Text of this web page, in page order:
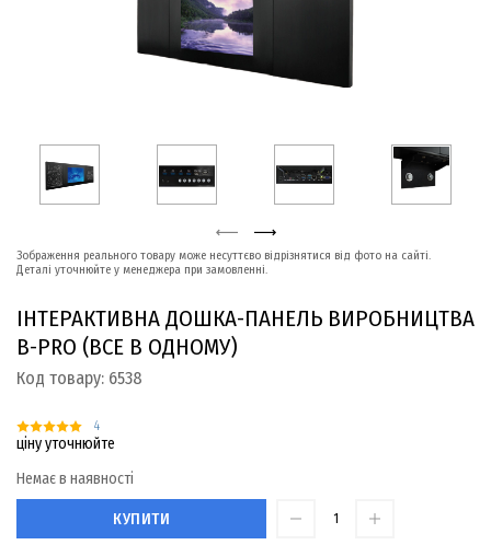
Зображення реального товару може несуттєво відрізнятися від фото на сайті.
Деталі уточнюйте у менеджера при замовленні.
ІНТЕРАКТИВНА ДОШКА-ПАНЕЛЬ ВИРОБНИЦТВА
B-PRO (ВСЕ В ОДНОМУ)
Код товару: 6538
4
ціну уточнюйте
Немає в наявності
КУПИТИ